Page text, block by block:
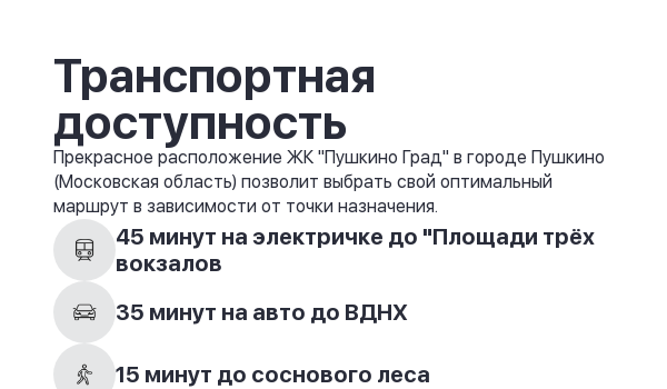
Транспортная
доступность
Прекрасное расположение ЖК "Пушкино Град" в городе Пушкино
(Московская область) позволит выбрать свой оптимальный
маршрут в зависимости от точки назначения.
45 минут на электричке до "Площади трёх
вокзалов
35 минут на авто до ВДНХ
15 минут до соснового леса